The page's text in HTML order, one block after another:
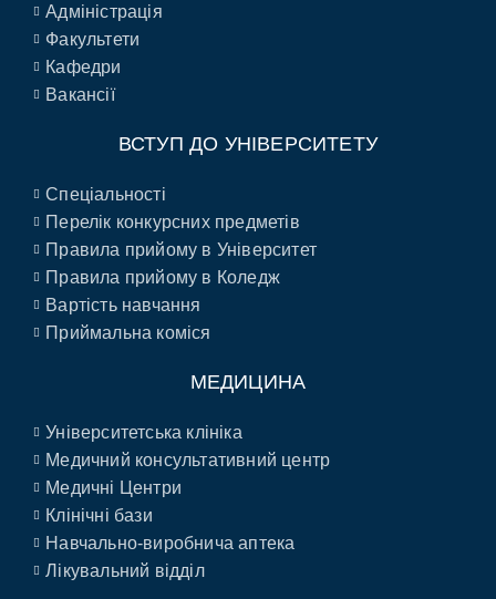
Адміністрація
Факультети
Кафедри
Вакансії
ВСТУП ДО УНІВЕРСИТЕТУ
Спеціальності
Перелік конкурсних предметів
Правила прийому в Університет
Правила прийому в Коледж
Вартість навчання
Приймальна коміся
МЕДИЦИНА
Університетська клініка
Медичний консультативний центр
Медичні Центри
Клінічні бази
Навчально-виробнича аптека
Лікувальний відділ